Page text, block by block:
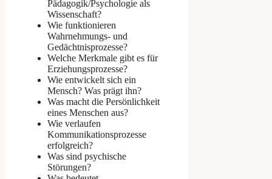
Pädagogik/Psychologie als
Wissenschaft?
Wie funktionieren
Wahrnehmungs- und
Gedächtnisprozesse?
Welche Merkmale gibt es für
Erziehungsprozesse?
Wie entwickelt sich ein
Mensch? Was prägt ihn?
Was macht die Persönlichkeit
eines Menschen aus?
Wie verlaufen
Kommunikationsprozesse
erfolgreich?
Was sind psychische
Störungen?